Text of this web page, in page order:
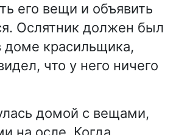
его вещи и объявить
Ослятник должен был
доме красильщика,
что у него ничего
домой с вещами,